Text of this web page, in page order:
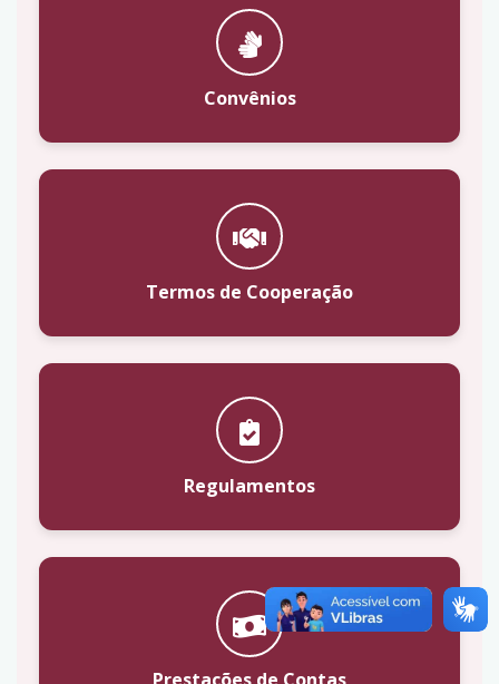
Convênios
Termos de Cooperação
Regulamentos